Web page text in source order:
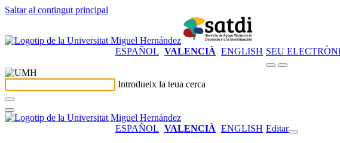
Saltar al contingut principal
ESPAÑOL VALENCIÀ ENGLISH SEU
Introdueix la teua cerca
ESPAÑOL VALENCIÀ ENGLISH Editar